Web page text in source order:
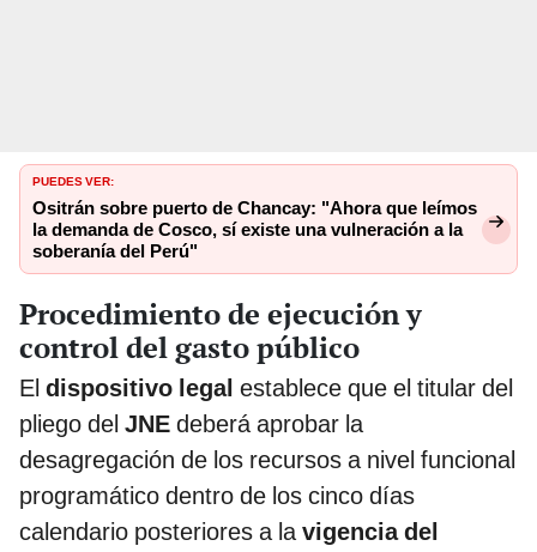
PUEDES VER:
Ositrán sobre puerto de Chancay: "Ahora que leímos
la demanda de Cosco, sí existe una vulneración a la
soberanía del Perú"
Procedimiento de ejecución y
control del gasto público
El dispositivo legal establece que el titular del
pliego del JNE deberá aprobar la
desagregación de los recursos a nivel funcional
programático dentro de los cinco días
calendario posteriores a lavigencia del